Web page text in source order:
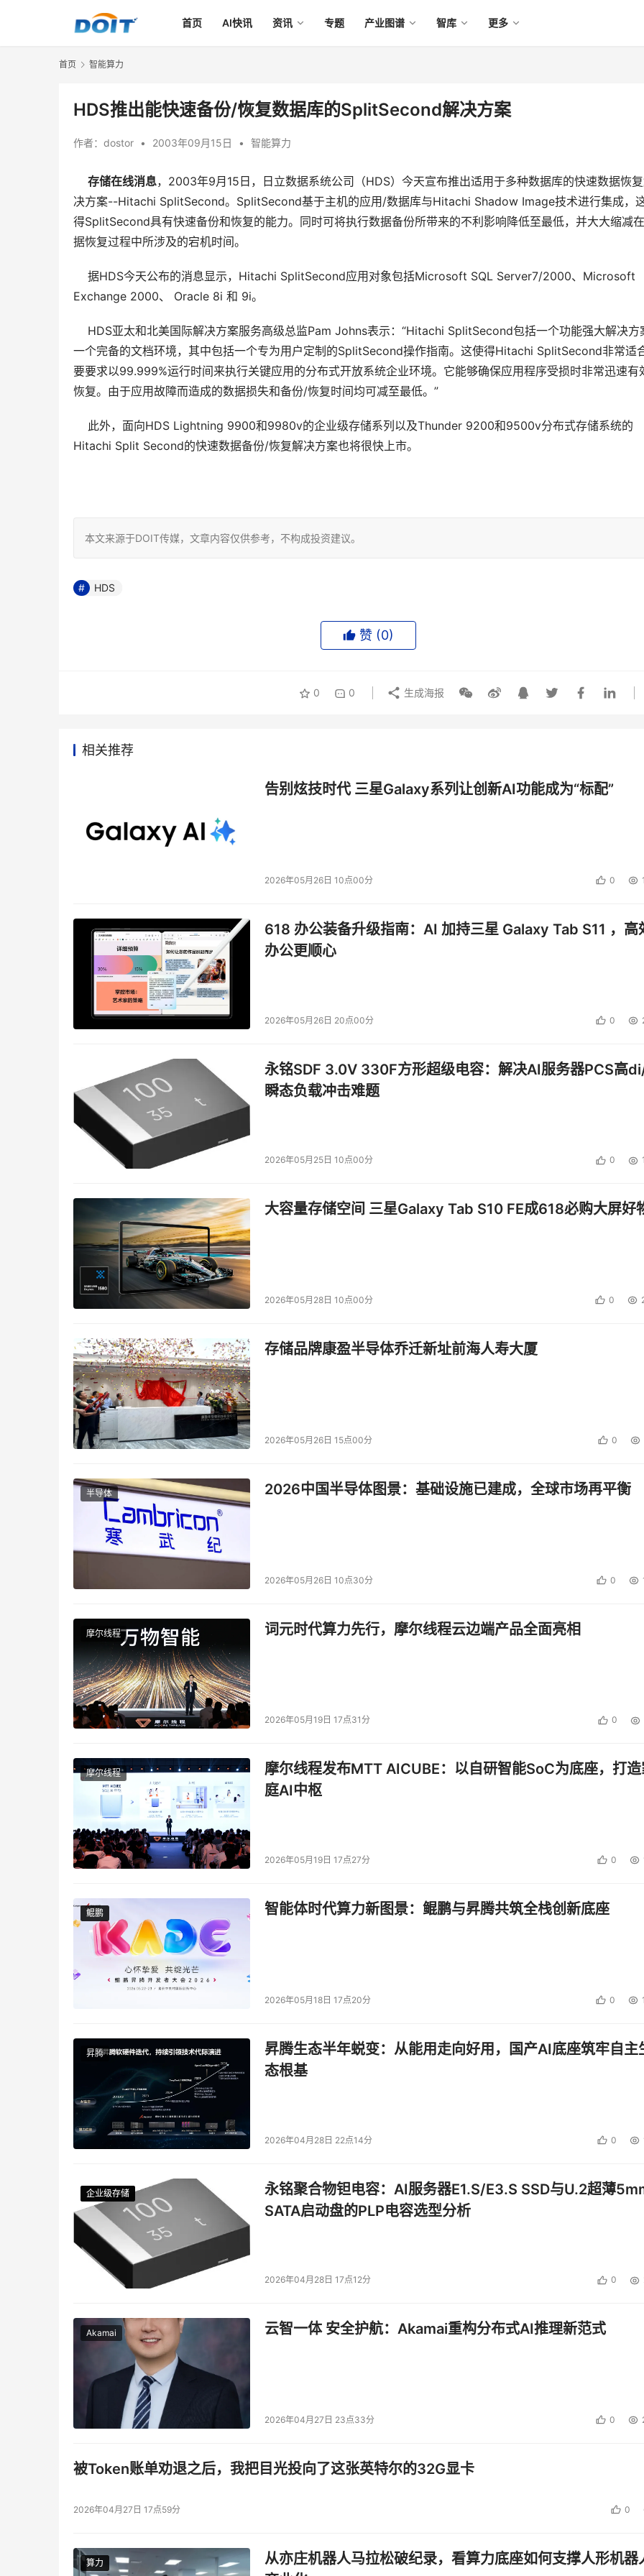
首页 AI快讯 资讯 专题 产业图谱 智库 更多
首页 智能算力
HDS推出能快速备份/恢复数据库的SplitSecond解决方案
作者： dostor • 2003年09月15日 • 智能算力
存储在线消息，2003年9月15日，日立数据系统公司（HDS）今天宣布推出适用于多种数据库的快速数据恢
决方案--Hitachi SplitSecond。SplitSecond基于主机的应用/数据库与Hitachi Shadow Image技术进行集成，
得SplitSecond具有快速备份和恢复的能力。同时可将执行数据备份所带来的不利影响降低至最低，并大大缩减
据恢复过程中所涉及的宕机时间。
据HDS今天公布的消息显示，Hitachi SplitSecond应用对象包括Microsoft SQL Server7/2000、Microsoft
Exchange 2000、 Oracle 8i 和 9i。
HDS亚太和北美国际解决方案服务高级总监Pam Johns表示：“Hitachi SplitSecond包括一个功能强大解决方
一个完备的文档环境，其中包括一个专为用户定制的SplitSecond操作指南。这使得Hitachi SplitSecond非常适
要要求以99.999%运行时间来执行关键应用的分布式开放系统企业环境。它能够确保应用程序受损时非常迅速有
恢复。由于应用故障而造成的数据损失和备份/恢复时间均可减至最低。”
此外，面向HDS Lightning 9900和9980v的企业级存储系列以及Thunder 9200和9500v分布式存储系统的
Hitachi Split Second的快速数据备份/恢复解决方案也将很快上市。
本文来源于DOIT传媒，文章内容仅供参考，不构成投资建议。
HDS
赞 (0)
0 0 生成海报
相关推荐
告别炫技时代 三星Galaxy系列让创新AI功能成为“标配”
2026年05月26日 10点00分 0
618 办公装备升级指南：AI 加持三星 Galaxy Tab S11 ，高
办公更顺心
2026年05月26日 20点00分 0
永铭SDF 3.0V 330F方形超级电容：解决AI服务器PCS高
瞬态负载冲击难题
2026年05月25日 10点00分 0
大容量存储空间 三星Galaxy Tab S10 FE成618必购大屏好
2026年05月28日 10点00分 0
存储品牌康盈半导体乔迁新址前海人寿大厦
2026年05月26日 15点00分 0
半导体 2026中国半导体图景：基础设施已建成，全球市场再平衡
2026年05月26日 10点30分 0
摩尔线程 词元时代算力先行，摩尔线程云边端产品全面亮相
2026年05月19日 17点31分 0
摩尔线程
摩尔线程发布MTT AICUBE：以自研智能SoC为底座，打
庭AI中枢
2026年05月19日 17点27分 0
鲲鹏
鲲鹏 智能体时代算力新图景：鲲鹏与昇腾共筑全栈创新底座
2026年05月18日 17点20分 0
昇腾
昇腾生态半年蜕变：从能用走向好用，国产AI底座筑牢自主
态根基
2026年04月28日 22点14分 0
企业级存储
企业级存储
企业级存储
企业级存储
永铭聚合物钽电容：AI服务器E1.S/E3.S SSD与U.2超薄
SATA启动盘的PLP电容选型分析
2026年04月28日 17点12分 0
Akamai 云智一体 安全护航：Akamai重构分布式AI推理新范式
2026年04月27日 23点33分 0
被Token账单劝退之后，我把目光投向了这张英特尔的32G显卡
2026年04月27日 17点59分 0
算力
算力
从亦庄机器人马拉松破纪录，看算力底座如何支撑人形机器